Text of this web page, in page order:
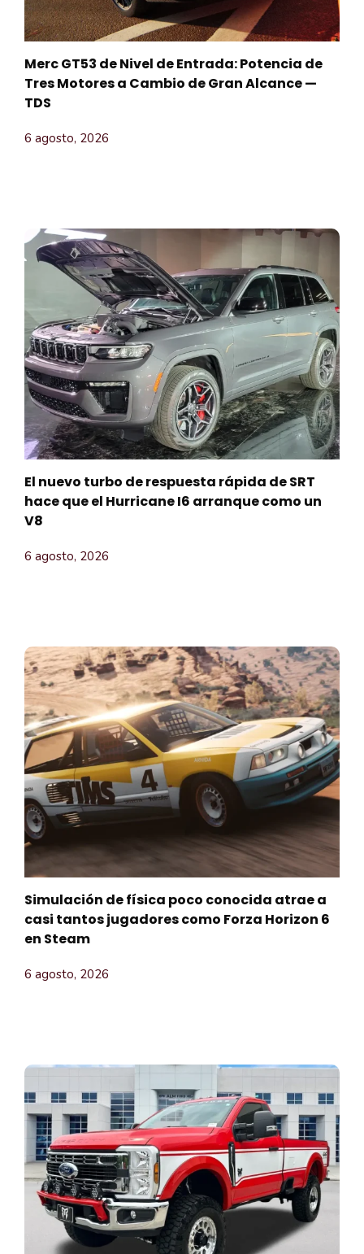
Merc GT53 de Nivel de Entrada: Potencia de
Tres Motores a Cambio de Gran Alcance —
TDS
6 agosto, 2026
El nuevo turbo de respuesta rápida de SRT
hace que el Hurricane I6 arranque como un
V8
6 agosto, 2026
Simulación de física poco conocida atrae a
casi tantos jugadores como Forza Horizon 6
en Steam
6 agosto, 2026